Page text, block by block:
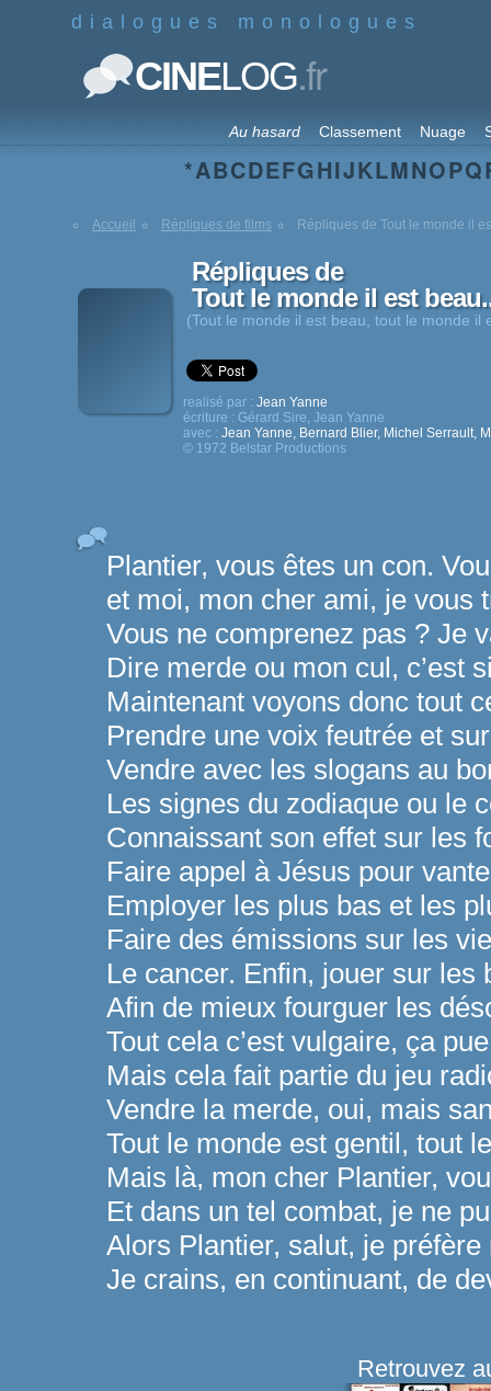
dialogues monologues
CINELOG.fr
Au hasard Classement Nuage
*ABCDEFGHIJKLMNOPQ
Accueil Répliques de films Répliques de Tout le monde il
Répliques de
Tout le monde il est
(Tout le monde il est beau, tout le monde il
realisé par : Jean Yanne
écriture : Gérard Sire, Jean Yanne
avec : Jean Yanne, Bernard Blier, Michel Serrault,
© 1972 Belstar Productions
Plantier, vous êtes un con.
et moi, mon cher ami, je vous
Vous ne comprenez pas ? Je
Dire merde ou mon cul, c’est
Maintenant voyons donc tout
Prendre une voix feutrée et
Vendre avec les slogans au
Les signes du zodiaque ou le
Connaissant son effet sur les
Faire appel à Jésus pour
Employer les plus bas et les
Faire des émissions sur les
Le cancer. Enfin, jouer sur les
Afin de mieux fourguer les
Tout cela c’est vulgaire, ça
Mais cela fait partie du jeu
Vendre la merde, oui, mais
Tout le monde est gentil, tout
Mais là, mon cher Plantier,
Et dans un tel combat, je ne
Alors Plantier, salut, je préfère
Je crains, en continuant, de
Retrouvez